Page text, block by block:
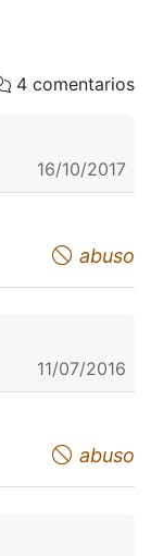
4 comentarios
16/10/2017
abuso
11/07/2016
abuso